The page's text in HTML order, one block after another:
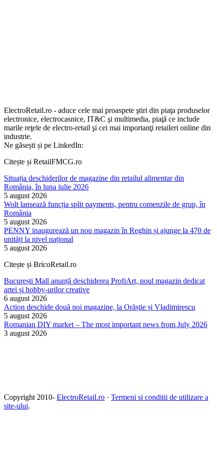
ElectroRetail.ro - aduce cele mai proaspete ştiri din piaţa produselor
electronice, electrocasnice, IT&C şi multimedia, piaţă ce include
marile reţele de electro-retail şi cei mai importanţi retaileri online din
industrie.
Ne găsești și pe LinkedIn:
Citește și RetailFMCG.ro
Situația deschiderilor de magazine din retailul alimentar din
România, în luna iulie 2026
5 august 2026
Wolt lansează funcția split payments, pentru comenzile de grup, în
România
5 august 2026
PENNY inaugurează un nou magazin în Reghin și ajunge la 470 de
unități la nivel național
5 august 2026
Citește și BricoRetail.ro
București Mall anunță deschiderea ProfiArt, noul magazin dedicat
artei și hobby-urilor creative
6 august 2026
Action deschide două noi magazine, la Orăștie și Vladimirescu
5 august 2026
Romanian DIY market – The most important news from July 2026
3 august 2026
Copyright 2010- ElectroRetail.ro · Termeni si conditii de utilizare a
site-ului.